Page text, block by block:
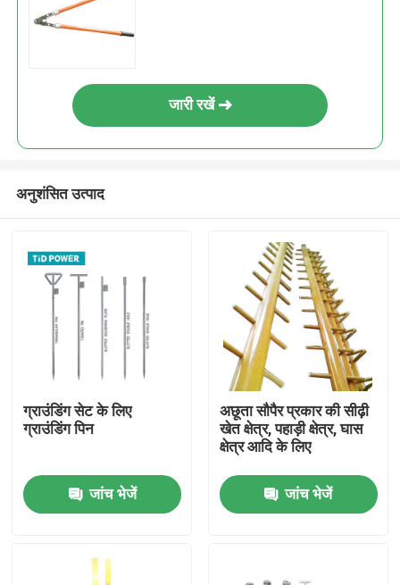
जारी रखें
अनुशंसित उत्पाद
ग्राउंडिंग सेट के लिए
ग्राउंडिंग पिन
जांच भेजें
अछूता सौपैर प्रकार की सीढ़ी
खेत क्षेत्र, पहाड़ी क्षेत्र, घास
क्षेत्र आदि के लिए
जांच भेजें